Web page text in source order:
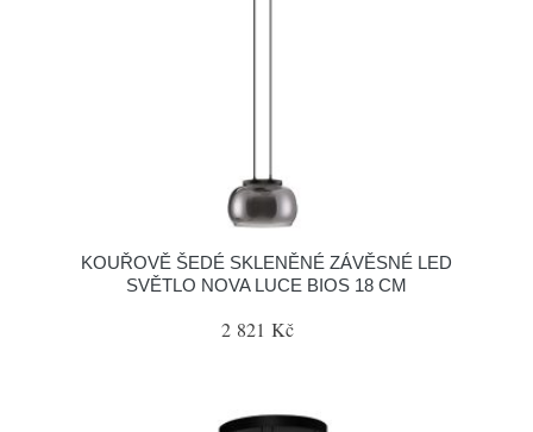
KOUŘOVĚ ŠEDÉ SKLENĚNÉ ZÁVĚSNÉ LED
SVĚTLO NOVA LUCE BIOS 18 CM
2 821 Kč